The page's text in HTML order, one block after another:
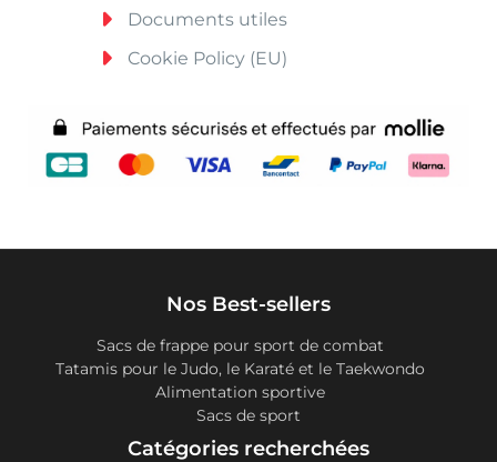
Documents utiles
Cookie Policy (EU)
Nos Best-sellers
Sacs de frappe pour sport de combat
Tatamis pour le Judo, le Karaté et le Taekwondo
Alimentation sportive
Sacs de sport
Catégories recherchées